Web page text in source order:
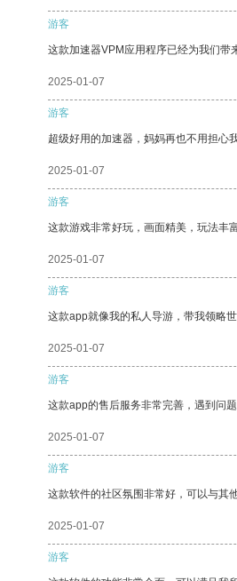
游客
这款加速器VPM应用程序已经为我们带
2025-01-07
游客
超级好用的加速器，妈妈再也不用担心
2025-01-07
游客
这款游戏非常好玩，画面精美，玩法丰
2025-01-07
游客
这款app就像我的私人导游，带我领略世
2025-01-07
游客
这款app的售后服务非常完善，遇到问
2025-01-07
游客
这款软件的社区氛围非常好，可以与其
2025-01-07
游客